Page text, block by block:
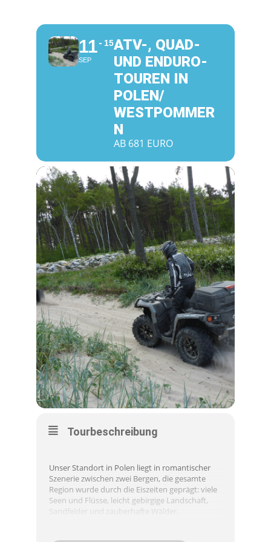
11
SEP
15ATV-, QUAD-
UND ENDURO-
TOUREN IN
POLEN/
WESTPOMMER
N
AB 681 EURO
Tourbeschreibung
Unser Standort in Polen liegt in romantischer
Szenerie zwischen zwei Bergen, die gesamte
Region wurde durch die Eiszeiten geprägt: viele
Seen und Flüsse, leicht gebirgige Landschaft,
Sandfelder und zauberhafte Wälder.